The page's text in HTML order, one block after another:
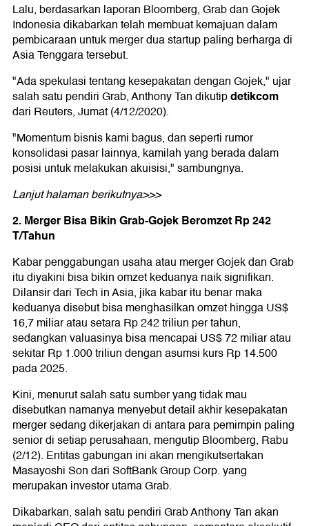
Lalu, berdasarkan laporan Bloomberg, Grab dan Gojek
Indonesia dikabarkan telah membuat kemajuan dalam
pembicaraan untuk merger dua startup paling berharga di
Asia Tenggara tersebut.
"Ada spekulasi tentang kesepakatan dengan Gojek," ujar
salah satu pendiri Grab, Anthony Tan dikutipdetikcom
dari Reuters, Jumat (4/12/2020).
"Momentum bisnis kami bagus, dan seperti rumor
konsolidasi pasar lainnya, kamilah yang berada dalam
posisi untuk melakukan akuisisi," sambungnya.
Lanjut halaman berikutnya>>>
2. Merger Bisa Bikin Grab-Gojek Beromzet Rp 242
T/Tahun
Kabar penggabungan usaha atau merger Gojek dan Grab
itu diyakini bisa bikin omzet keduanya naik signifikan.
Dilansir dari Tech in Asia, jika kabar itu benar maka
keduanya disebut bisa menghasilkan omzet hingga US$
16,7 miliar atau setara Rp 242 triliun per tahun,
sedangkan valuasinya bisa mencapai US$ 72 miliar atau
sekitar Rp 1.000 triliun dengan asumsi kurs Rp 14.500
pada 2025.
Kini, menurut salah satu sumber yang tidak mau
disebutkan namanya menyebut detail akhir kesepakatan
merger sedang dikerjakan di antara para pemimpin paling
senior di setiap perusahaan, mengutip Bloomberg, Rabu
(2/12). Entitas gabungan ini akan mengikutsertakan
Masayoshi Son dari SoftBank Group Corp. yang
merupakan investor utama Grab.
Dikabarkan, salah satu pendiri Grab Anthony Tan akan